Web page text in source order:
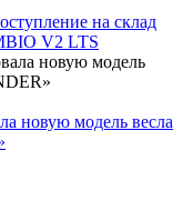
на склад
V2 LTS
новую модель весла